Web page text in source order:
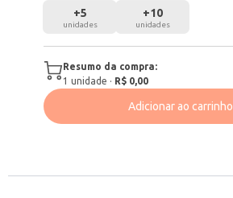
+5
unidades
+10
unidades
Resumo da compra:
1 unidade · R$ 0,00
Adicionar ao carrinho